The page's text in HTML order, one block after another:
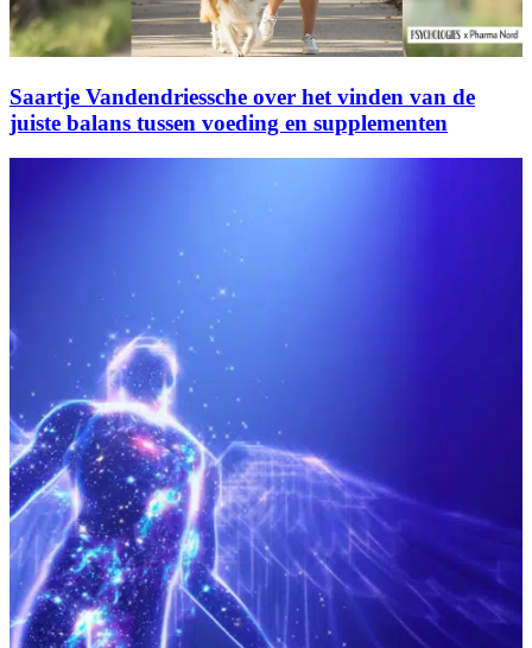
Saartje Vandendriessche over het vinden van de
juiste balans tussen voeding en supplementen